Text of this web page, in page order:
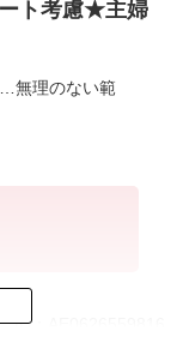
ト考慮★主婦
…無理のない範
ID：AE0626559816